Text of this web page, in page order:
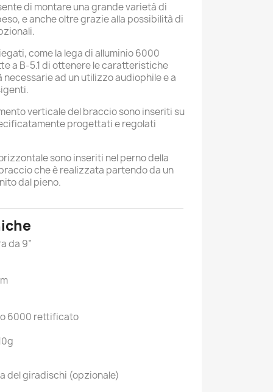
di montare una grande varietà di
e anche oltre grazie alla possibilità di
come la lega di alluminio 6000
a B-5.1 di ottenere le caratteristiche
ad un utilizzo audiophile e a
verticale del braccio sono inseriti su
progettati e regolati
sono inseriti nel perno della
che è realizzata partendo da un
dal pieno.
da 9”
6000 rettificato
del giradischi (opzionale)